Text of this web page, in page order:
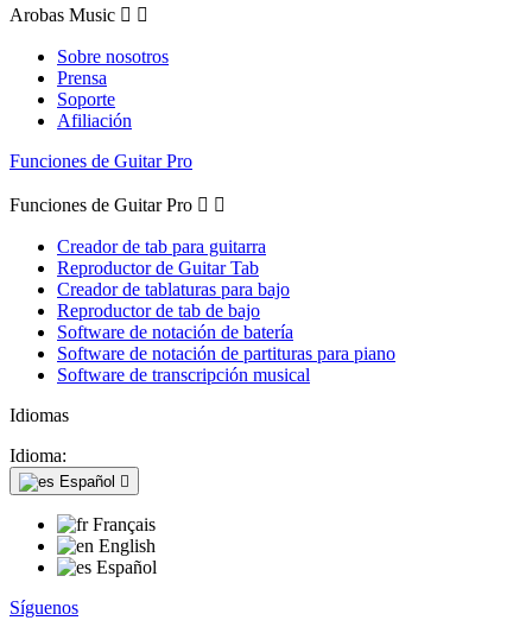
Arobas Music  
Sobre nosotros
Prensa
Soporte
Afiliación
Funciones de Guitar Pro
Funciones de Guitar Pro  
Creador de tab para guitarra
Reproductor de Guitar Tab
Creador de tablaturas para bajo
Reproductor de tab de bajo
Software de notación de batería
Software de notación de partituras para piano
Software de transcripción musical
Idiomas
Idioma:
Español 
Français
English
Español
Síguenos